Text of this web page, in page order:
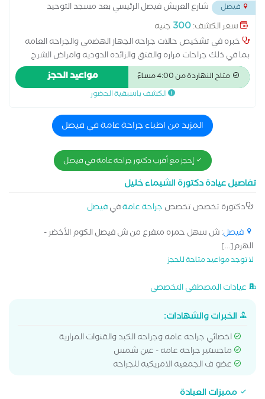
فيصل
شارع العريش فيصل الرئيسي بعد مسجد التوحيد
أمام مول الثريا...
سعر الكشف:300 جنيه
خبره في تشخيص حالات جراحه الجهاز الهضمي والجراحه العامه
بما في ذلك جراحات مراره والفتق والزائده الدوديه وامراض الشرج
والمستقيم يهتم بتقديم رعايه طبيه دقيقه وفق احدث الارشادات
الطبيه مع الحرص علي راحه المريض والمتابعه الجيده قبل وبعد
متاح النهاردة من 4:00 مساءً مواعيد الحجز
الكشف باسبقية الحضور
المزيد من اطباء جراحة عامة في فيصل
إحجز مع أقرب دكتور جراحة عامة في فيصل
تفاصيل عيادة دكتورة الشيماء خليل
دكتورة تخصص تخصص جراحة عامةفيفيصل
فيصل: ش سهل حمزه متفرع من ش فيصل الكوم الأخضر -
الهرم[...]
لا توجد مواعيد متاحة للحجز
عيادات المصطفي التخصصي
الخبرات والشهادات:
اخصائي جراحه عامه وجراحه الكبد والقنوات المرارية
ماجستير جراحه عامه - عين شمس
عضو ف الجمعيه الامريكيه للجراحه
مميزات العيادة